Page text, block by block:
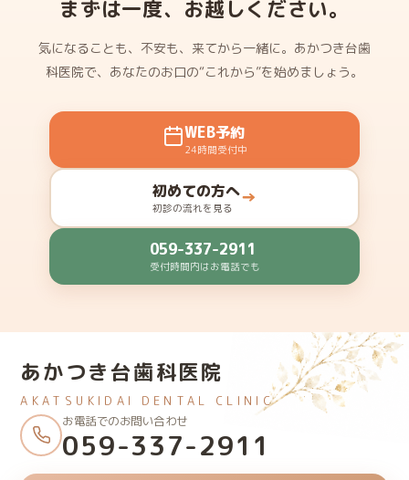
まずは一度、 お越しください。
気になることも、不安も、来てから一緒に。 あかつき台歯
科医院で、あなたのお口の“これから”を始めましょう。
WEB予約
24時間受付中
初めての方へ
初診の流れを見る →
059-337-2911
受付時間内はお電話でも
あかつき台歯科医院
AKATSUKIDAI DENTAL CLINIC
お電話でのお問い合わせ
059-337-2911